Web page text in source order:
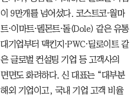
이 9만개를 넘어섰다. 코스트코⋅월마
트⋅이마트⋅델몬트⋅돌(Dole) 같은 유통
대기업부터 맥킨지⋅PWC⋅딜로이트 같
은 글로벌 컨설팅 기업 등 고객사의
면면도 화려하다. 신 대표는 “대부분
해외 기업이고, 국내 기업 고객 비율